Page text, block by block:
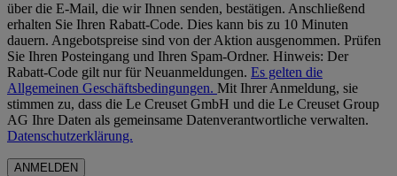
über die E-Mail, die wir Ihnen senden, bestätigen. Anschließend
erhalten Sie Ihren Rabatt-Code. Dies kann bis zu 10 Minuten
dauern. Angebotspreise sind von der Aktion ausgenommen. Prüfen
Sie Ihren Posteingang und Ihren Spam-Ordner. Hinweis: Der
Rabatt-Code gilt nur für Neuanmeldungen. Es gelten die
Allgemeinen Geschäftsbedingungen. Mit Ihrer Anmeldung, sie
stimmen zu, dass die Le Creuset GmbH und die Le Creuset Group
AG Ihre Daten als gemeinsame Datenverantwortliche verwalten.
Datenschutzerklärung.